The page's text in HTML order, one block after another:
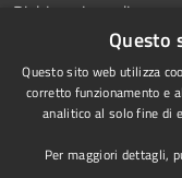
Dichiarazione di
RSS
Accessibilità
Questo
Questo sito web utilizza
corretto funzionamento e
analitico al solo fine di
Per maggiori dettagli,